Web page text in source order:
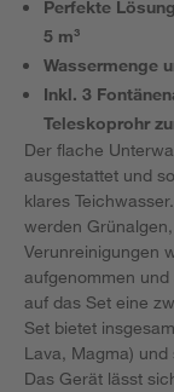
Perfekte
5 m³
Wassermenge
Inkl. 3
Teleskoprohr
Der flache
ausgestattet und
klares
werden
Verunreinigungen
aufgenommen
auf das Set eine
Set bietet
Lava, Magma)
Das Gerät lässt